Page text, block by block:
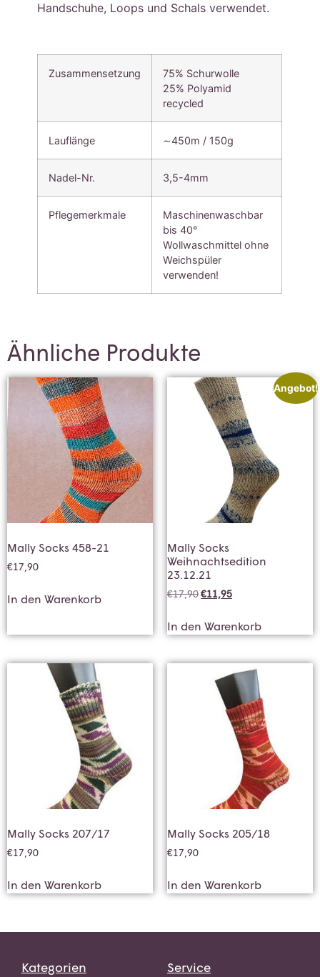
Handschuhe, Loops und Schals verwendet.
Zusammensetzung
75% Schurwolle
25% Polyamid
recycled
Lauflänge ∼450m / 150g
Nadel-Nr. 3,5-4mm
Pflegemerkmale
Maschinenwaschbar
bis 40°
Wollwaschmittel ohne
Weichspüler
verwenden!
Ähnliche Produkte
Mally Socks 458-21
€17,90
In den Warenkorb
Angebot!
Mally Socks
Weihnachtsedition
23.12.21
€17,90€11,95
In den Warenkorb
Mally Socks 207/17
€17,90
In den Warenkorb
Mally Socks 205/18
€17,90
In den Warenkorb
Kategorien Service